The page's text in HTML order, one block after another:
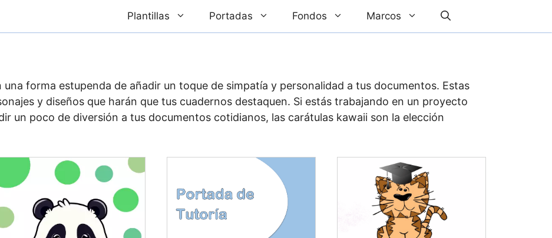
Plantillas Portadas Fondos Marcos
forma estupenda de añadir un toque de simpatía y personalidad a tus documentos. Estas
y diseños que harán que tus cuadernos destaquen. Si estás trabajando en un proyecto
un poco de diversión a tus documentos cotidianos, las carátulas kawaii son la elección